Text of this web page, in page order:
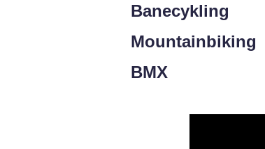
Banecykling
Mountainbiking
BMX